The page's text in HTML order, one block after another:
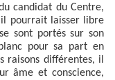
candidat du Centre,
pourrait laisser libre
sont portés sur son
pour sa part en
raisons différentes, il
âme et conscience,